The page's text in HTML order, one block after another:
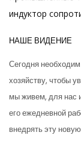
индуктор
НАШЕ ВИДЕНИЕ
Сегодня
хозяйству, чтобы
мы живем, для нас
его ежедневной
внедрять эту